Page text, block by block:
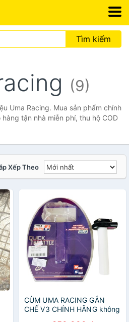
Tìm kiếm
(9)
Uma Racing. Mua sản phẩm chính
tận nhà miễn phí, thu hộ COD
Xếp Theo
CÙM UMA RACING GẮN
CHẾ V3 CHÍNH HÃNG không